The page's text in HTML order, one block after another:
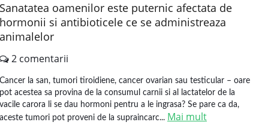
Sanatatea oamenilor este puternic afectata de
hormonii si antibioticele ce se administreaza
animalelor
2 comentarii
Cancer la san, tumori tiroidiene, cancer ovarian sau testicular – oare
pot acestea sa provina de la consumul carnii si al lactatelor de la
vacile carora li se dau hormoni pentru a le ingrasa? Se pare ca da,
aceste tumori pot proveni de la supraincarc... Mai mult